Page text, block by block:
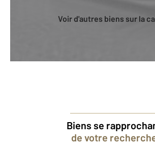
Voir d'autres biens sur la
Biens se
de votre